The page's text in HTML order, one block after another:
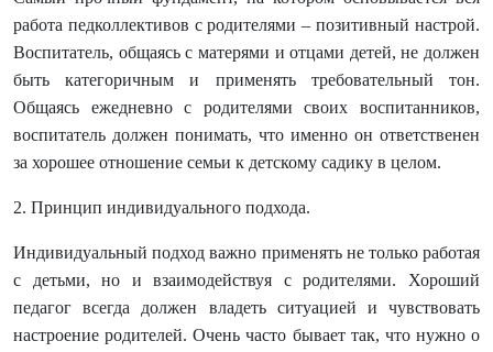
работа педколлективов с родителями – позитивный настрой.
Воспитатель, общаясь с матерями и отцами детей, не должен
быть категоричным и применять требовательный тон.
Общаясь ежедневно с родителями своих воспитанников,
воспитатель должен понимать, что именно он ответственен
за хорошее отношение семьи к детскому садику в целом.
2. Принцип индивидуального подхода.
Индивидуальный подход важно применять не только работая
с детьми, но и взаимодействуя с родителями. Хороший
педагог всегда должен владеть ситуацией и чувствовать
настроение родителей. Очень часто бывает так, что нужно о